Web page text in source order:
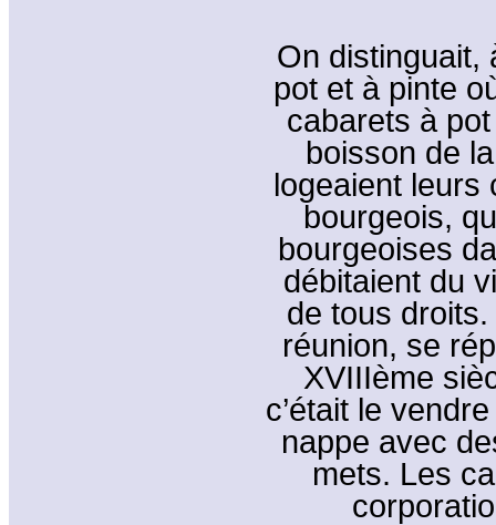
On distinguait,
pot et à pinte
cabarets à
boisson de
logeaient leurs
bourgeois,
bourgeoises
débitaient du
de tous
réunion, se
XVIIIème
c’était le
nappe avec
mets. Les